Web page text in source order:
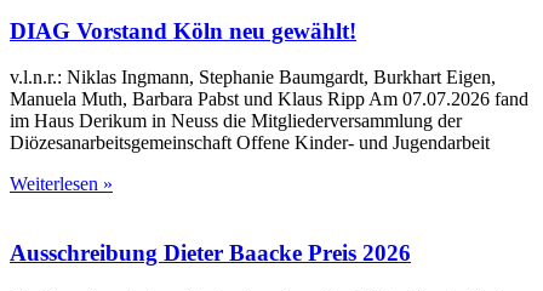
DIAG Vorstand Köln neu gewählt!
v.l.n.r.: Niklas Ingmann, Stephanie Baumgardt, Burkhart Eigen,
Manuela Muth, Barbara Pabst und Klaus Ripp Am 07.07.2026 fand
im Haus Derikum in Neuss die Mitgliederversammlung der
Diözesanarbeitsgemeinschaft Offene Kinder- und Jugendarbeit
Weiterlesen »
Ausschreibung Dieter Baacke Preis 2026